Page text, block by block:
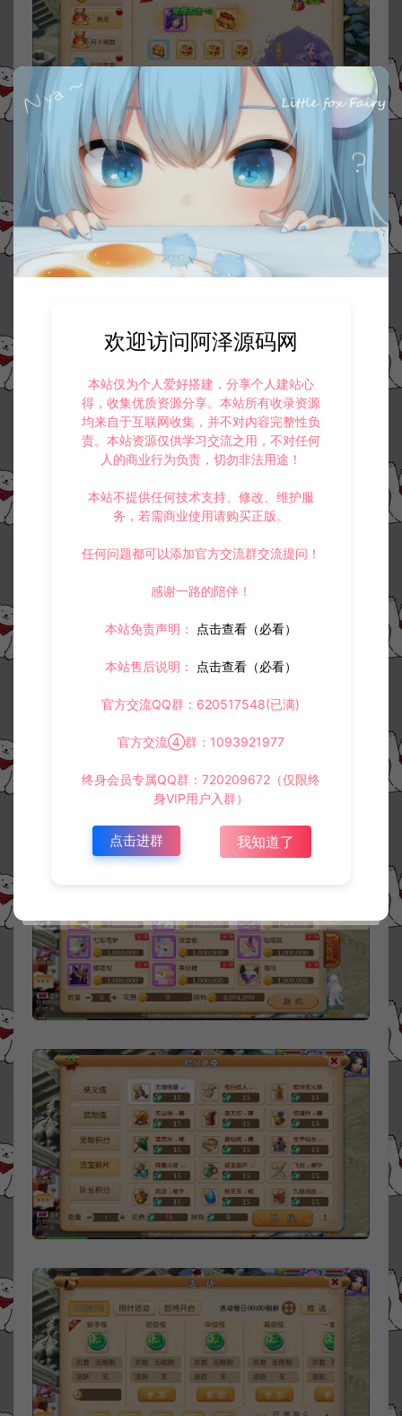
欢迎访问阿泽源码网
本站仅为个人爱好搭建，分享个人建站心
得，收集优质资源分享。本站所有收录资源
均来自于互联网收集，并不对内容完整性负
责。本站资源仅供学习交流之用，不对任何
人的商业行为负责，切勿非法用途！
本站不提供任何技术支持、修改、维护服
务，若需商业使用请购买正版。
任何问题都可以添加官方交流群交流提问！
感谢一路的陪伴！
本站免责声明： 点击查看（必看）
本站售后说明： 点击查看（必看）
官方交流QQ群：620517548(已满)
官方交流④群：1093921977
终身会员专属QQ群：720209672（仅限终
身VIP用户入群）
点击进群 我知道了